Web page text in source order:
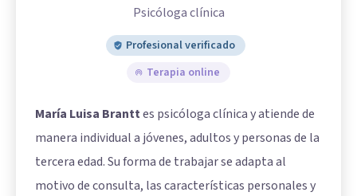
Psicóloga clínica
Profesional verificado
Terapia online
María Luisa Branttes psicóloga clínica y atiende de
manera individual a jóvenes, adultos y personas de la
tercera edad. Su forma de trabajar se adapta al
motivo de consulta, las características personales y